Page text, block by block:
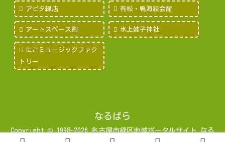
アピタ緑店 有松・鳴海絞会館
アートスペース創 氷上姉子神社
にこミュージックファク
トリー
なるぱら
Copyright © 1998-2026 名古屋市緑区地域ポータルサイト なる